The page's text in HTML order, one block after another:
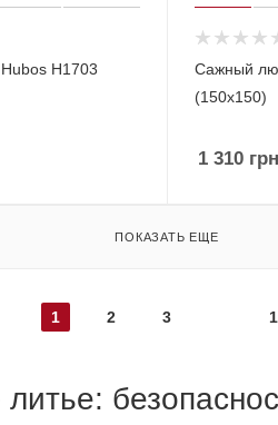
Н1703
Сажный
(150х150)
1 310
ПОКАЗАТЬ ЕЩЕ
1 2 3
литье: